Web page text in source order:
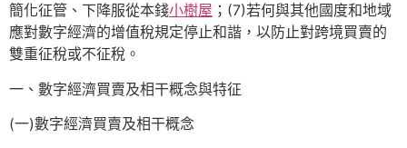
簡化征管、下降服從本錢小樹屋 ；(7)若何與其他國度和地域
應對數字經濟的增值稅規定停止和諧，以防止對跨境買賣的
雙重征稅或不征稅。
一、數字經濟買賣及相干概念與特征
(一)數字經濟買賣及相干概念